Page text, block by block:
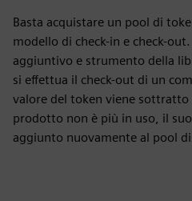
Basta acquistare un pool di
modello di check-in e check-
aggiuntivo e strumento della
si effettua il check-out di un
valore del token viene
prodotto non è più in uso, il
aggiunto nuovamente al pool